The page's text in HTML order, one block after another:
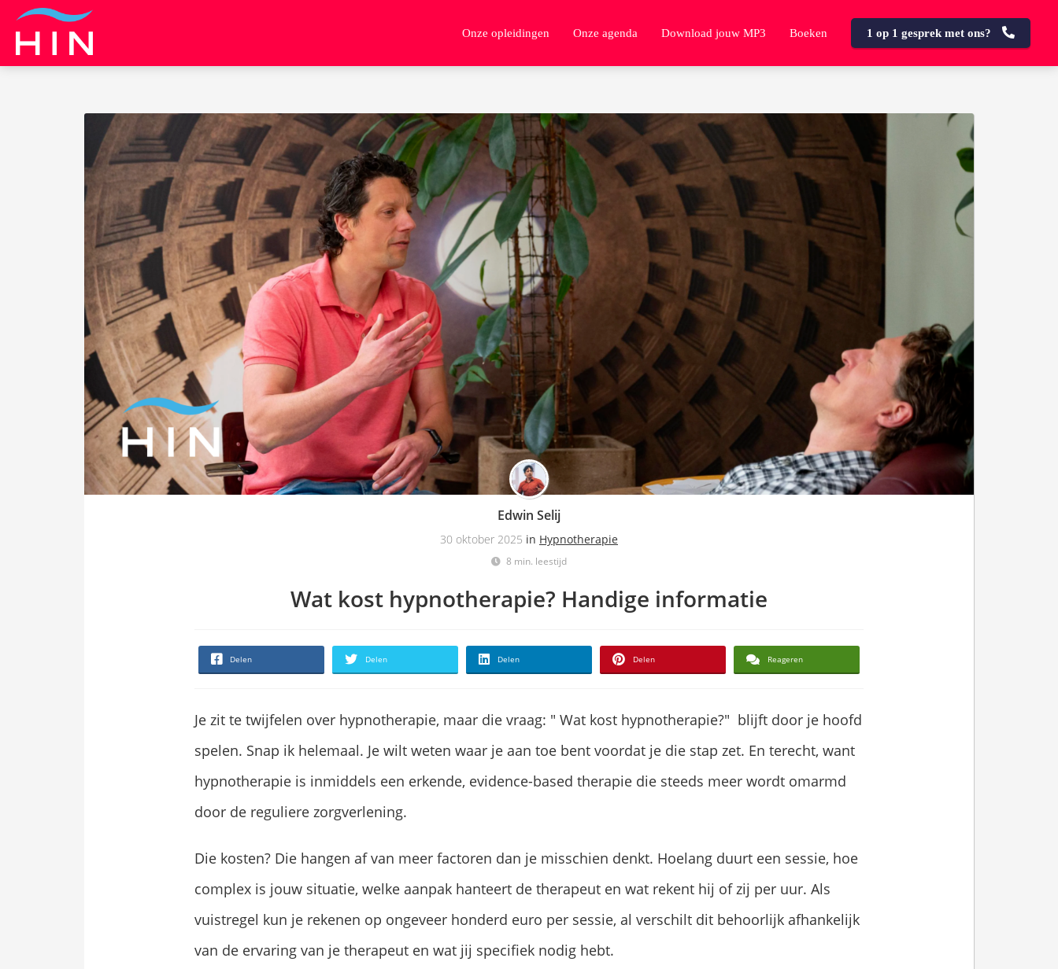
Onze opleidingen Onze agenda Download jouw MP3 Boeken 1 op 1 gesprek met ons?
Edwin Selij
30 oktober 2025 in Hypnotherapie
8 min. leestijd
Wat kost hypnotherapie? Handige informatie
Delen Delen Delen Delen Reageren
Je zit te twijfelen over hypnotherapie, maar die vraag: " Wat kost hypnotherapie?" blijft door je hoofd
spelen. Snap ik helemaal. Je wilt weten waar je aan toe bent voordat je die stap zet. En terecht, want
hypnotherapie is inmiddels een erkende, evidence-based therapie die steeds meer wordt omarmd
door de reguliere zorgverlening.
Die kosten? Die hangen af van meer factoren dan je misschien denkt. Hoelang duurt een sessie, hoe
complex is jouw situatie, welke aanpak hanteert de therapeut en wat rekent hij of zij per uur. Als
vuistregel kun je rekenen op ongeveer honderd euro per sessie, al verschilt dit behoorlijk afhankelijk
van de ervaring van je therapeut en wat jij specifiek nodig hebt.